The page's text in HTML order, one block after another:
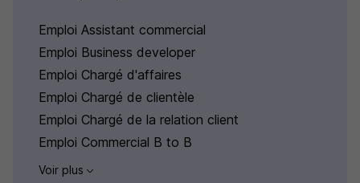
Emploi Assistant commercial
Emploi Business developer
Emploi Chargé d'affaires
Emploi Chargé de clientèle
Emploi Chargé de la relation client
Emploi Commercial B to B
Voir plus